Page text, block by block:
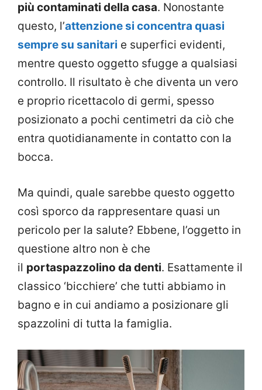
più contaminati della casa. Nonostante
questo, l’attenzione si concentra quasi
sempre su sanitari e superfici evidenti,
mentre questo oggetto sfugge a qualsiasi
controllo. Il risultato è che diventa un vero
e proprio ricettacolo di germi, spesso
posizionato a pochi centimetri da ciò che
entra quotidianamente in contatto con la
bocca.
Ma quindi, quale sarebbe questo oggetto
così sporco da rappresentare quasi un
pericolo per la salute? Ebbene, l’oggetto in
questione altro non è che
il portaspazzolino da denti. Esattamente il
classico ‘bicchiere’ che tutti abbiamo in
bagno e in cui andiamo a posizionare gli
spazzolini di tutta la famiglia.